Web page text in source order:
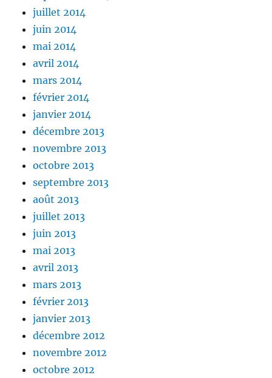
juillet 2014
juin 2014
mai 2014
avril 2014
mars 2014
février 2014
janvier 2014
décembre 2013
novembre 2013
octobre 2013
septembre 2013
août 2013
juillet 2013
juin 2013
mai 2013
avril 2013
mars 2013
février 2013
janvier 2013
décembre 2012
novembre 2012
octobre 2012